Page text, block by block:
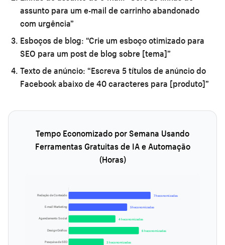
assunto para um e-mail de carrinho abandonado
com urgência”
Esboços de blog: “Crie um esboço otimizado para
SEO para um post de blog sobre [tema]”
Texto de anúncio: “Escreva 5 títulos de anúncio do
Facebook abaixo de 40 caracteres para [produto]”
Tempo Economizado por Semana Usando
Ferramentas Gratuitas de IA e Automação
(Horas)
Redação de Conteúdo
E-mail Marketing
Agendamento Social
Design Gráfico
Pesquisa de SEO
7 h economizadas
5 h economizadas
4 h economizadas
6 h economizadas
3 h economizadas